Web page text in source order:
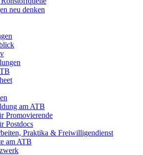
neu denken
am ATB
Promovierende
Postdocs
Praktika & Freiwilligendienst
am ATB